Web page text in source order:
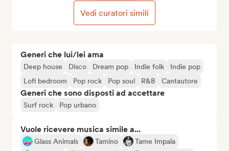
Generi che lui/lei ama
Deep house Disco Dream pop Indie folk
Indie pop
Lofi bedroom
Pop rock Pop soul R&B Cantautore
Generi che sono disposti ad accettare
Surf rock Pop urbano
Vuole ricevere musica simile a...
Glass Animals Tamino
Tame Impala
Vedi curatori simili